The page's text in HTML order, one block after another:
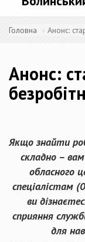
Головна Анонс:
Анонс:
Якщо знайти
складно –
обласного
спеціалістам
ви
сприяння
для